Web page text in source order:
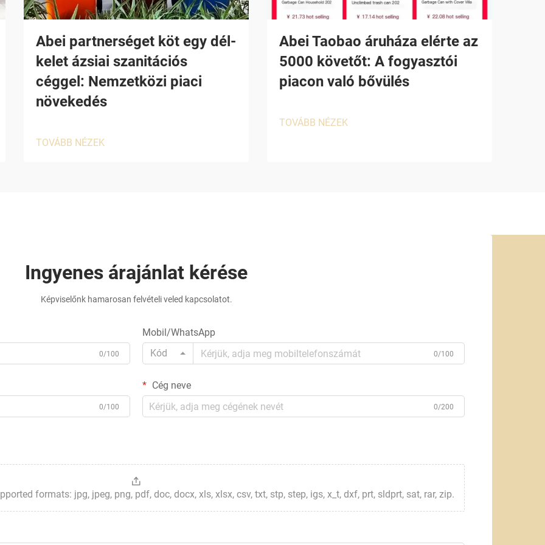
Abei partnerséget köt egy dél-
kelet ázsiai szanitációs
céggel: Nemzetközi piaci
növekedés
TOVÁBB NÉZEK
Abei Taobao áruháza elérte az
5000 követőt: A fogyasztói
piacon való bővülés
TOVÁBB NÉZEK
Ingyenes árajánlat kérése
Képviselőnk hamarosan felvételi veled kapcsolatot.
0/100
Mobil/WhatsApp
Kód
0/100
0/100
Cég neve
0/200
formats: jpg, jpeg, png, pdf, doc, docx, xls, xlsx, csv, txt, stp, step, igs, x_t, dxf, prt, sldprt, sat, rar, zip.